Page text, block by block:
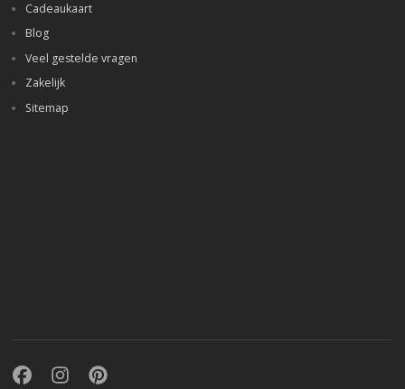
Cadeaukaart
Blog
Veel gestelde vragen
Zakelijk
Sitemap
FacebookInstagramPinterest